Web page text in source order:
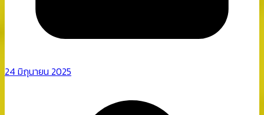
24 มิถุนายน 2025